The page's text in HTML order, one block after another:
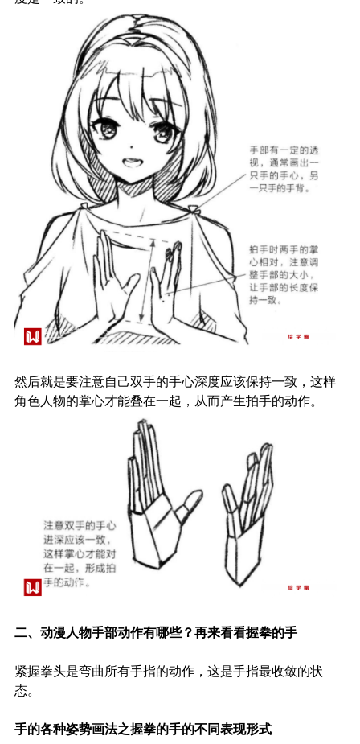
然后就是要注意自己双手的手心深度应该保持一致，这样
角色人物的掌心才能叠在一起，从而产生拍手的动作。
二、动漫人物手部动作有哪些？再来看看握拳的手
紧握拳头是弯曲所有手指的动作，这是手指最收敛的状
态。
手的各种姿势画法之握拳的手的不同表现形式